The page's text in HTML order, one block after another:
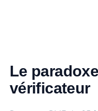
Le
vérificateur